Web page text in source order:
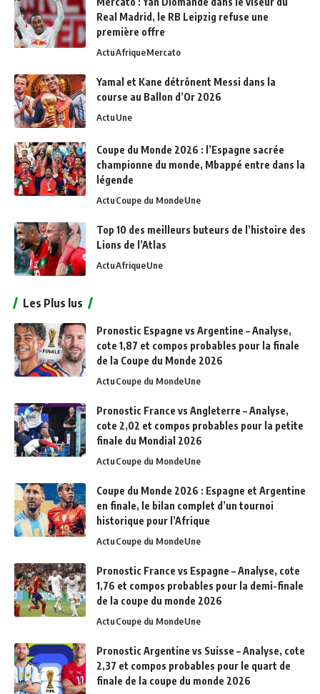
Real Madrid, le RB Leipzig refuse une
première offre
ActuAfriqueMercato
Yamal et Kane détrônent Messi dans la
course au Ballon d’Or 2026
ActuUne
Coupe du Monde 2026 : l’Espagne sacrée
championne du monde, Mbappé entre dans la
légende
ActuCoupe du MondeUne
Top 10 des meilleurs buteurs de l’histoire des
Lions de l’Atlas
ActuAfriqueUne
Les Plus lus
Pronostic Espagne vs Argentine – Analyse,
cote 1,87 et compos probables pour la finale
de la Coupe du Monde 2026
ActuCoupe du MondeUne
Pronostic France vs Angleterre – Analyse,
cote 2,02 et compos probables pour la petite
finale du Mondial 2026
ActuCoupe du MondeUne
Coupe du Monde 2026 : Espagne et Argentine
en finale, le bilan complet d’un tournoi
historique pour l’Afrique
ActuCoupe du MondeUne
Pronostic France vs Espagne – Analyse, cote
1,76 et compos probables pour la demi-finale
de la coupe du monde 2026
ActuCoupe du MondeUne
Pronostic Argentine vs Suisse – Analyse, cote
2,37 et compos probables pour le quart de
finale de la coupe du monde 2026